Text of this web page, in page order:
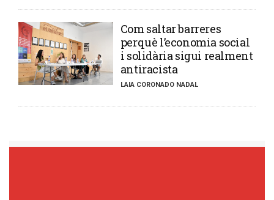
​Com saltar barreres
perquè l’economia social
i solidària sigui realment
antiracista
LAIA CORONADO NADAL